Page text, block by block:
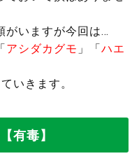
がいますが今回は…
アシダカグモ 」「ハエ
いきます。
有毒】